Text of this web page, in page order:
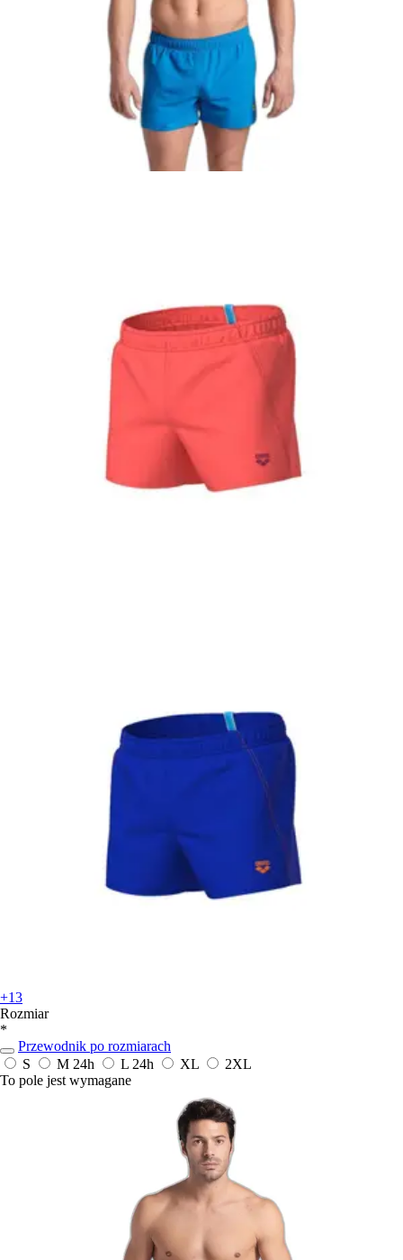
+13
Rozmiar
*
Przewodnik po rozmiarach
S
M 24h L 24h XL
2XL
To pole jest wymagane